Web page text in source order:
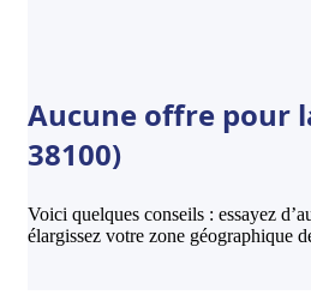
Aucune offre pour
38100)
Voici quelques conseils : essayez
élargissez votre zone géographique